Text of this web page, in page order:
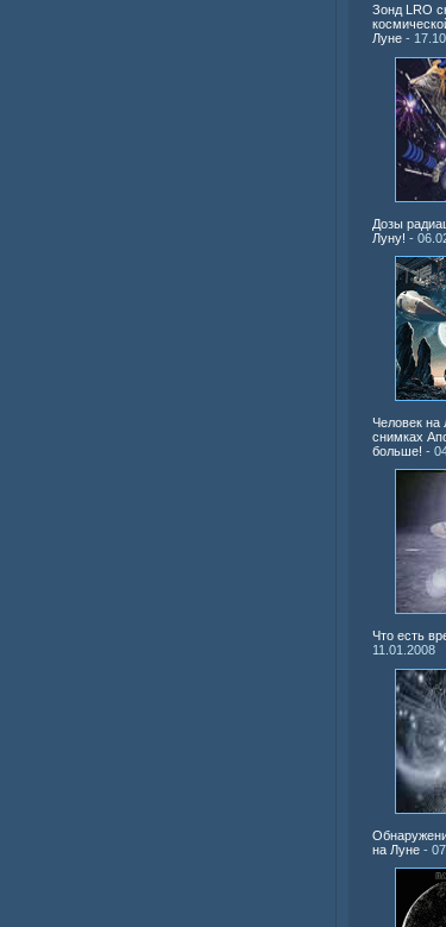
Зонд LRO
Луне -
Дозы
Луну! -
Человек на
снимках
больше! -
Что есть
11.01.2008
на Луне -